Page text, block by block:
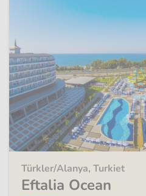
Türkler/Alanya, Turkiet
Eftalia Ocean